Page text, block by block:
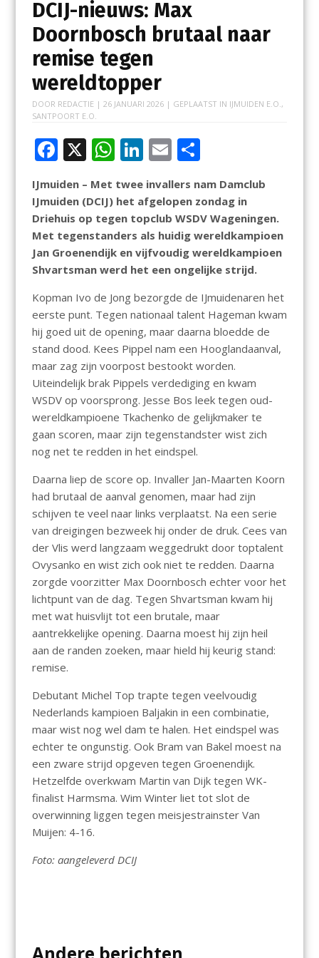
DCIJ-nieuws: Max
Doornbosch brutaal naar
remise tegen
wereldtopper
DOOR REDACTIE | 26 JANUARI 2026| GEPLAATST IN IJMUIDEN E.O. ,
SANTPOORT E.O.
F
ac
e
b
o
o
X W
at
s
A
p
Li
n
k
e
dI
n
E
m
ai
l
D
e
n
IJmuiden – Met twee invallers nam Damclub
IJmuiden (DCIJ) het afgelopen zondag in
Driehuis op tegen topclub WSDV Wageningen.
Met tegenstanders als huidig wereldkampioen
Jan Groenendijk en vijfvoudig wereldkampioen
Shvartsman werd het een ongelijke strijd.
Kopman Ivo de Jong bezorgde de IJmuidenaren het
eerste punt. Tegen nationaal talent Hageman kwam
hij goed uit de opening, maar daarna bloedde de
stand dood. Kees Pippel nam een Hooglandaanval,
maar zag zijn voorpost bestookt worden.
Uiteindelijk brak Pippels verdediging en kwam
WSDV op voorsprong. Jesse Bos leek tegen oud-
wereldkampioene Tkachenko de gelijkmaker te
gaan scoren, maar zijn tegenstandster wist zich
nog net te redden in het eindspel.
Daarna liep de score op. Invaller Jan-Maarten Koorn
had brutaal de aanval genomen, maar had zijn
schijven te veel naar links verplaatst. Na een serie
van dreigingen bezweek hij onder de druk. Cees van
der Vlis werd langzaam weggedrukt door toptalent
Ovysanko en wist zich ook niet te redden. Daarna
zorgde voorzitter Max Doornbosch echter voor het
lichtpunt van de dag. Tegen Shvartsman kwam hij
met wat huisvlijt tot een brutale, maar
aantrekkelijke opening. Daarna moest hij zijn heil
aan de randen zoeken, maar hield hij keurig stand:
remise.
Debutant Michel Top trapte tegen veelvoudig
Nederlands kampioen Baljakin in een combinatie,
maar wist nog wel dam te halen. Het eindspel was
echter te ongunstig. Ook Bram van Bakel moest na
een zware strijd opgeven tegen Groenendijk.
Hetzelfde overkwam Martin van Dijk tegen WK-
finalist Harmsma. Wim Winter liet tot slot de
overwinning liggen tegen meisjestrainster Van
Muijen: 4-16.
Foto: aangeleverd DCIJ